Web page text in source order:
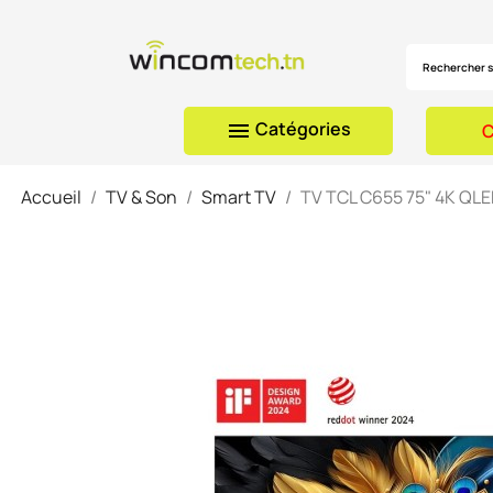
 Catégories
Accueil TV & Son Smart TV TV TCL C655 75" 4K